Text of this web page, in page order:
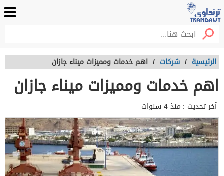
الرئيسية / شركات / اهم خدمات ومميزات ميناء جازان
اهم خدمات ومميزات ميناء جازان
آخر تحديث : منذ 4 سنوات